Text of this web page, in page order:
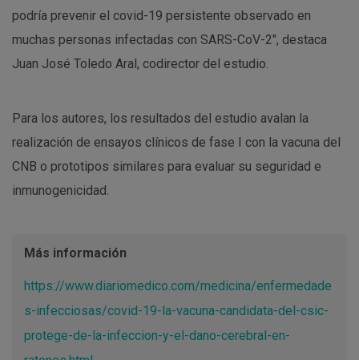
podría prevenir el covid-19 persistente observado en
muchas personas infectadas con SARS-CoV-2", destaca
Juan José Toledo Aral, codirector del estudio.
Para los autores, los resultados del estudio avalan la
realización de ensayos clínicos de fase I con la vacuna del
CNB o prototipos similares para evaluar su seguridad e
inmunogenicidad.
Más información
https://www.diariomedico.com/medicina/enfermedade
s-infecciosas/covid-19-la-vacuna-candidata-del-csic-
protege-de-la-infeccion-y-el-dano-cerebral-en-